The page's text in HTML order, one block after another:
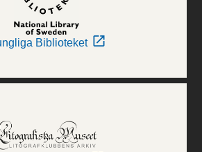
Biblioteket